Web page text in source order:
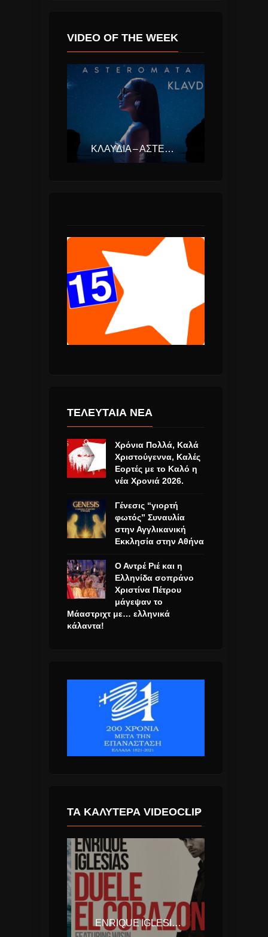
VIDEO OF THE WEEK
ΚΛΑΥΔΊΑ – ΑΣΤΕΡΟΜΆΤΑ (EUROVISION ΕΛΛΆΔΑ 2025)
ΤΕΛΕΥΤΑΙΑ ΝΕΑ
Χρόνια Πολλά, Καλά
Χριστούγεννα, Καλές
Εορτές με το Καλό η
νέα Χρονιά 2026.
Γένεσις “γιορτή
φωτός” Συναυλία
στην Αγγλικανική
Εκκλησία στην Αθήνα
Ο Αντρέ Ριέ και η
Ελληνίδα σοπράνο
Χριστίνα Πέτρου
μάγεψαν το
Μάαστριχτ με… ελληνικά
κάλαντα!
ΤΑ ΚΑΛΎΤΕΡΑ VIDEOCLIP
ENRIQUE IGLESIAS – DUELE EL CORAZON (FT. WISIN)